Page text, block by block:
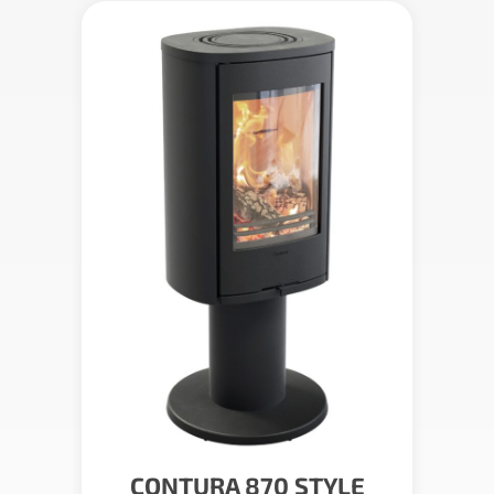
CONTURA 870 STYLE